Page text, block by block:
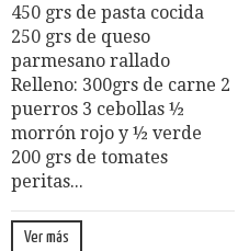
450 grs de pasta cocida
250 grs de queso
parmesano rallado
Relleno: 300grs de carne 2
puerros 3 cebollas ½
morrón rojo y ½ verde
200 grs de tomates
peritas...
Ver más